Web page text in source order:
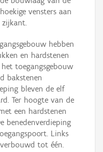
vensters aan
zijkant.
hebben
en hardstenen
toegangsgebouw
bakstenen
bleven de elf
Ter hoogte van de
een hardstenen
benedenverdieping
Links
tot één.